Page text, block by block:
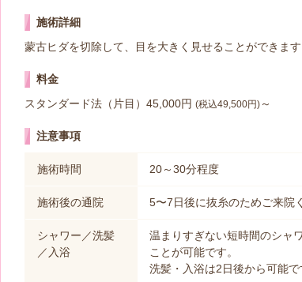
施術詳細
蒙古ヒダを切除して、目を大きく見せることができます
料金
スタンダード法（片目）45,000円 (税込49,500円) ～
注意事項
施術時間 20～30分程度
施術後の通院 5〜7日後に抜糸のためご来院
シャワー／洗髪
／入浴
温まりすぎない短時間のシャ
ことが可能です。
洗髪・入浴は2日後から可能